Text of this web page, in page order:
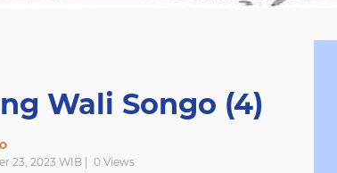
Wali Songo (4)
23, 2023 WIB | 0Views